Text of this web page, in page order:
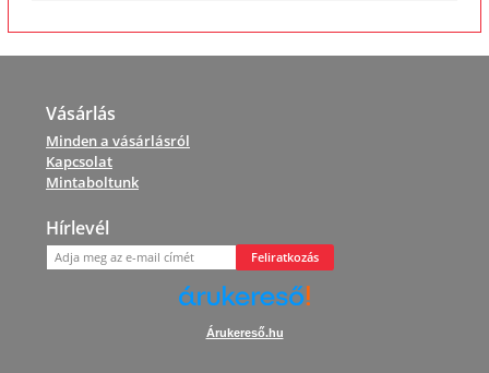
Vásárlás
Minden a vásárlásról
Kapcsolat
Mintaboltunk
Hírlevél
Feliratkozás
Árukereső.hu